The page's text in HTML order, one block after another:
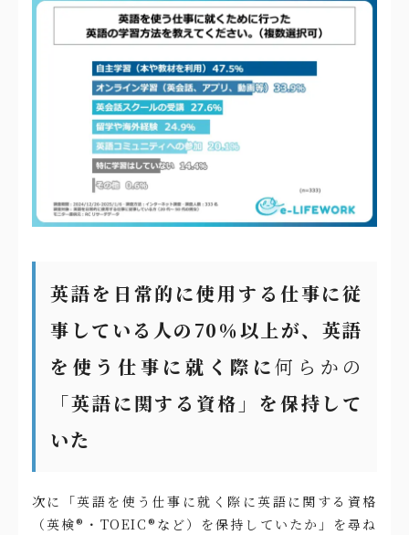
英語を日常的に使用する仕事に従
事している人の70％以上が、英語
を使う仕事に就く際に何らかの
「英語に関する資格」を保持して
いた
次に「英語を使う仕事に就く際に英語に関する資格
（英検®・TOEIC®など）を保持していたか」を尋ね